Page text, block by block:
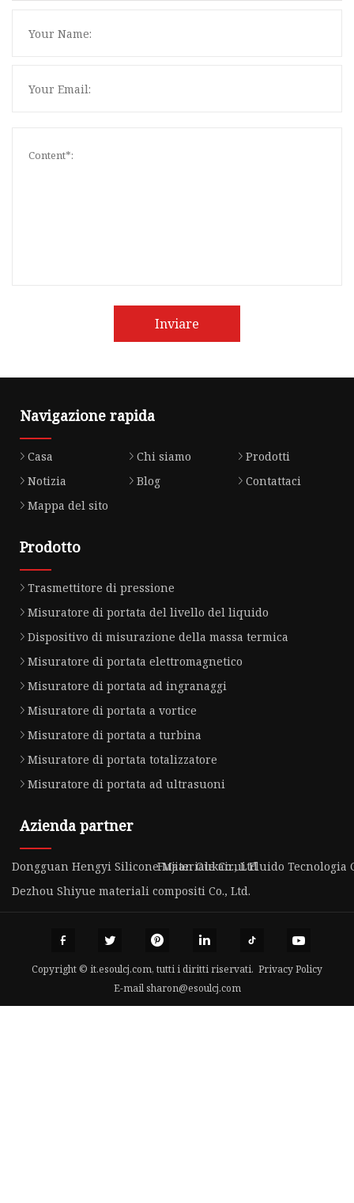
Inviare
Navigazione rapida
Casa Chi siamo
Prodotti
Notizia
Blog
Contattaci
Mappa del sito
Prodotto
Trasmettitore di pressione
Misuratore di portata del livello del liquido
Dispositivo di misurazione della massa termica
Misuratore di portata elettromagnetico
Misuratore di portata ad ingranaggi
Misuratore di portata a vortice
Misuratore di portata a turbina
Misuratore di portata totalizzatore
Misuratore di portata ad ultrasuoni
Azienda partner
Dongguan Hengyi Silicone Materiale Co., Ltd
Fujian Oukairui Fluido Tecnologia
Dezhou Shiyue materiali compositi Co., Ltd.
Copyright © it.esoulcj.com, tutti i diritti riservati. Privacy Policy
E-mail sharon@esoulcj.com